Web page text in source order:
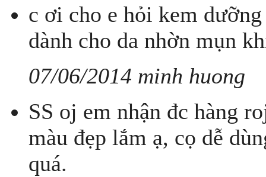
c ơi cho e hỏi kem
dành cho da nhờn mụn
07/06/2014 minh huong
SS oj em nhận đc hàng
màu đẹp lắm ạ, cọ dễ
quá.